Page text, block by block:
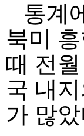
통계
북미
때 전
국 내
가 많